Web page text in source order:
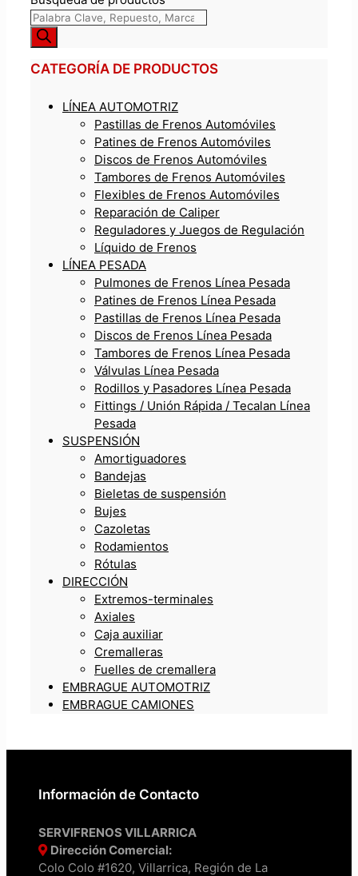
CATEGORÍA DE PRODUCTOS
LÍNEA AUTOMOTRIZ
Pastillas de Frenos Automóviles
Patines de Frenos Automóviles
Discos de Frenos Automóviles
Tambores de Frenos Automóviles
Flexibles de Frenos Automóviles
Reparación de Caliper
Reguladores y Juegos de Regulación
Líquido de Frenos
LÍNEA PESADA
Pulmones de Frenos Línea Pesada
Patines de Frenos Línea Pesada
Pastillas de Frenos Línea Pesada
Discos de Frenos Línea Pesada
Tambores de Frenos Línea Pesada
Válvulas Línea Pesada
Rodillos y Pasadores Línea Pesada
Fittings / Unión Rápida / Tecalan Línea
Pesada
SUSPENSIÓN
Amortiguadores
Bandejas
Bieletas de suspensión
Bujes
Cazoletas
Rodamientos
Rótulas
DIRECCIÓN
Extremos-terminales
Axiales
Caja auxiliar
Cremalleras
Fuelles de cremallera
EMBRAGUE AUTOMOTRIZ
EMBRAGUE CAMIONES
Información de Contacto
SERVIFRENOS VILLARRICA
Dirección Comercial:
Colo Colo #1620, Villarrica, Región de La